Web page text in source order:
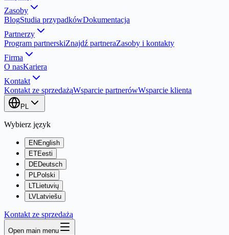
Zasoby
BlogStudia przypadkówDokumentacja
Partnerzy
Program partnerskiZnajdź partneraZasoby i kontakty
Firma
O nasKariera
Kontakt
Kontakt ze sprzedażąWsparcie partnerówWsparcie klienta
PL
Wybierz język
EN English
ETEesti
DEDeutsch
PLPolski
LTLietuvių
LVLatviešu
Kontakt ze sprzedażą
Open main menu